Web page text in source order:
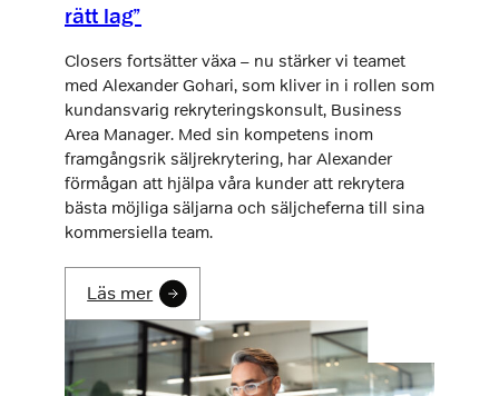
rätt lag”
Closers fortsätter växa – nu stärker vi teamet
med Alexander Gohari, som kliver in i rollen som
kundansvarig rekryteringskonsult, Business
Area Manager. Med sin kompetens inom
framgångsrik säljrekrytering, har Alexander
förmågan att hjälpa våra kunder att rekrytera
bästa möjliga säljarna och säljcheferna till sina
kommersiella team.
Läs mer